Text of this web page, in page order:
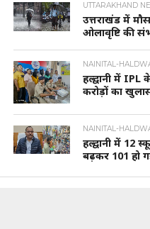
UTTARAKHAND
उत्तराखंड में
ओलावृष्टि की
NAINITAL-
हल्द्वानी में IPL
करोड़ों का
NAINITAL-
हल्द्वानी में 12
बढ़कर 101 हो